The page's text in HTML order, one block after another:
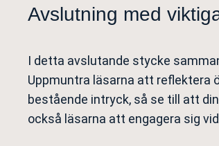
Avslutning med
I detta avslutande stycke
Uppmuntra läsarna att reflektera
bestående intryck, så se till att
också läsarna att engagera sig